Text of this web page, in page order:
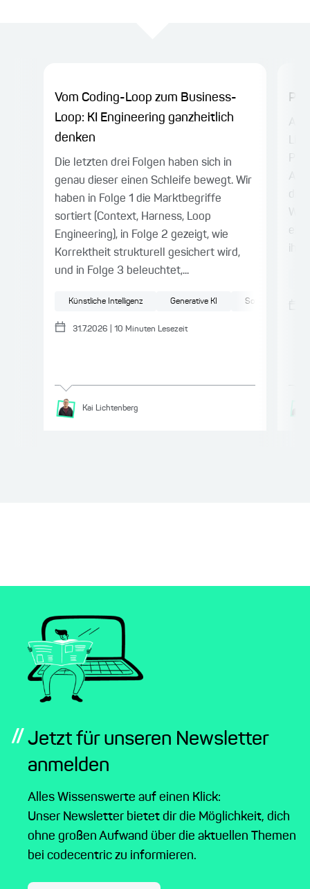
Vom Coding-Loop zum Business-
Loop: KI Engineering ganzheitlich
denken
Die letzten drei Folgen haben sich in
genau dieser einen Schleife bewegt. Wir
haben in Folge 1 die Marktbegriffe
sortiert (Context, Harness, Loop
Engineering), in Folge 2 gezeigt, wie
Korrektheit strukturell gesichert wird,
und in Folge 3 beleuchtet,...
Künstliche Intelligenz Generative KI
31.7.2026 10 Minuten Lesezeit
Kai Lichtenberg
die
// Jetzt für unseren Newsletter
anmelden
Alles Wissenswerte auf einen Klick:
Unser Newsletter bietet dir die Möglichkeit, dich
ohne großen Aufwand über die aktuellen Themen
bei codecentric zu informieren.